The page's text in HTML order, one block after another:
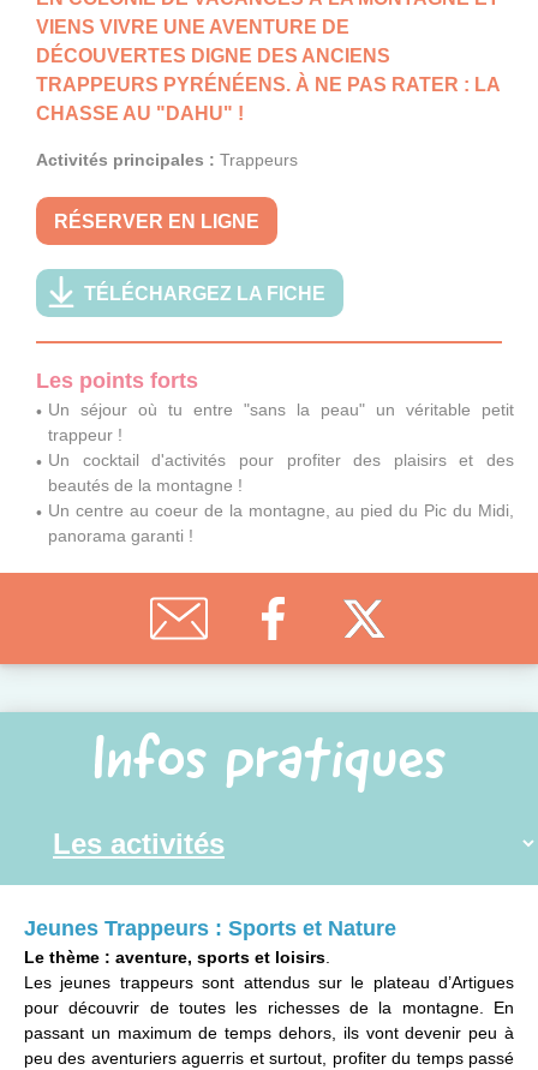
VIENS VIVRE UNE AVENTURE DE
DÉCOUVERTES DIGNE DES ANCIENS
TRAPPEURS PYRÉNÉENS. À NE PAS RATER : LA
CHASSE AU "DAHU" !
Activités principales : Trappeurs
RÉSERVER EN LIGNE
TÉLÉCHARGEZ LA FICHE
Les points forts
Un séjour où tu entre "sans la peau" un véritable petit
trappeur !
Un cocktail d'activités pour profiter des plaisirs et des
beautés de la montagne !
Un centre au coeur de la montagne, au pied du Pic du Midi,
panorama garanti !
Infos pratiques
Jeunes Trappeurs : Sports et Nature
Le thème : aventure, sports et loisirs.
Les jeunes trappeurs sont attendus sur le plateau d’Artigues
pour découvrir de toutes les richesses de la montagne. En
passant un maximum de temps dehors, ils vont devenir peu à
peu des aventuriers aguerris et surtout, profiter du temps passé